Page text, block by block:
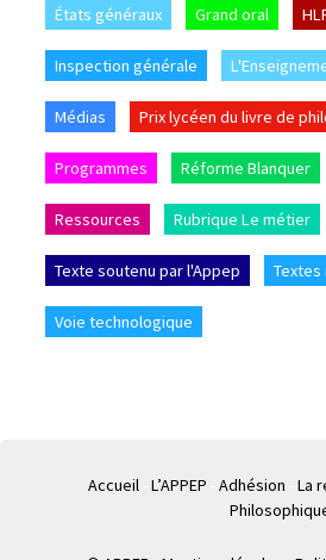
États généraux Grand oral
Inspection générale
Médias Prix lycéen du livre de
Programmes Réforme Blanquer
Ressources Rubrique Le métier
Texte soutenu par l'Appep
Voie technologique
Accueil L’APPEP Adhésion
La